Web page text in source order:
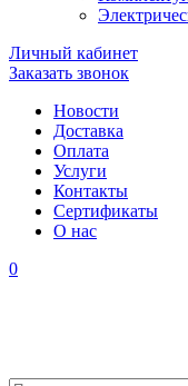
Личный кабинет
Заказать звонок
Новости
Доставка
Оплата
Услуги
Контакты
Cертификаты
О нас
0